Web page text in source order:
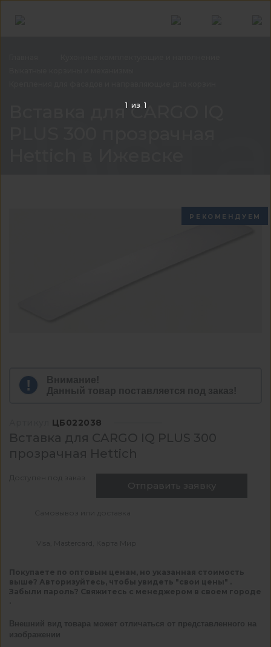
Вставка для CARGO IQ
РЕКОМЕНДУЕМ
Внимание!
Данный товар поставляется под заказ!
ЦБ022038
Вставка для CARGO IQ PLUS 300
прозрачная Hettich
Доступен под заказ
Отправить заявку
Самовывоз или доставка
Visa, Mastercard, Карта Мир
Покупаете по оптовым ценам, но указанная стоимость
выше? Авторизуйтесь, чтобы увидеть "свои цены" .
Забыли пароль? Свяжитесь с менеджером в своем городе
Внешний вид товара может отличаться от представленного на
изображении
1 из 1